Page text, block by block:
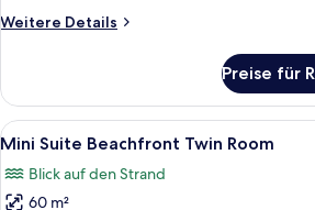
Weitere Details
Weitere
Beachfront
Twin
Room
Preise für
Alle
Fotos
für
Ein
12
Mini Suite Beachfront Twin Room
Blick auf den Strand
60 m²